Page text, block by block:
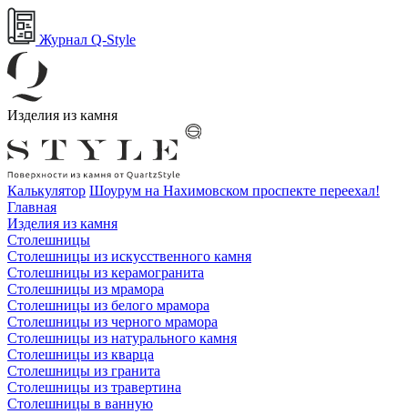
Журнал Q-Style
Изделия из камня
Калькулятор Шоурум на Нахимовском проспекте переехал!
Главная
Изделия из камня
Столешницы
Столешницы из искусственного камня
Столешницы из керамогранита
Столешницы из мрамора
Столешницы из белого мрамора
Столешницы из черного мрамора
Столешницы из натурального камня
Столешницы из кварца
Столешницы из гранита
Столешницы из травертина
Столешницы в ванную